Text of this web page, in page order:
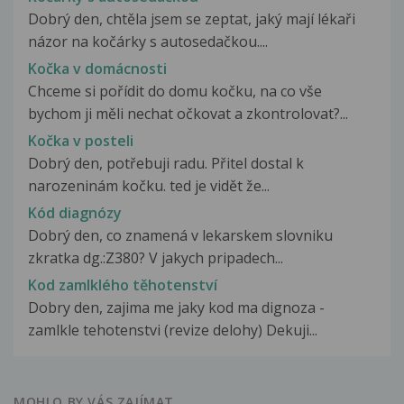
Dobrý den, chtěla jsem se zeptat, jaký mají lékaři
názor na kočárky s autosedačkou....
Kočka v domácnosti
Chceme si pořídit do domu kočku, na co vše
bychom ji měli nechat očkovat a zkontrolovat?...
Kočka v posteli
Dobrý den, potřebuji radu. Přitel dostal k
narozeninám kočku. ted je vidět že...
Kód diagnózy
Dobrý den, co znamená v lekarskem slovniku
zkratka dg.:Z380? V jakych pripadech...
Kod zamlklého těhotenství
Dobry den, zajima me jaky kod ma dignoza -
zamlkle tehotenstvi (revize delohy) Dekuji...